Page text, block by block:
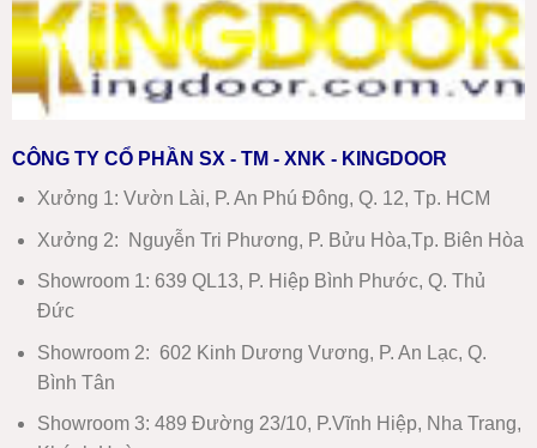
CÔNG TY CỔ PHẦN SX - TM - XNK - KINGDOOR
Xưởng 1: Vườn Lài, P. An Phú Đông, Q. 12, Tp. HCM
Xưởng 2: Nguyễn Tri Phương, P. Bửu Hòa,Tp. Biên Hòa
Showroom 1: 639 QL13, P. Hiệp Bình Phước, Q. Thủ
Đức
Showroom 2: 602 Kinh Dương Vương, P. An Lạc, Q.
Bình Tân
Showroom 3: 489 Đường 23/10, P.Vĩnh Hiệp, Nha Trang,